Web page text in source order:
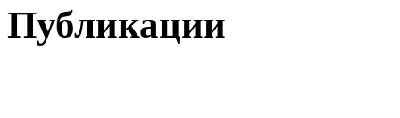
Публикации